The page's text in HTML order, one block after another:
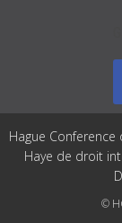
Hague
Haye de droit
©